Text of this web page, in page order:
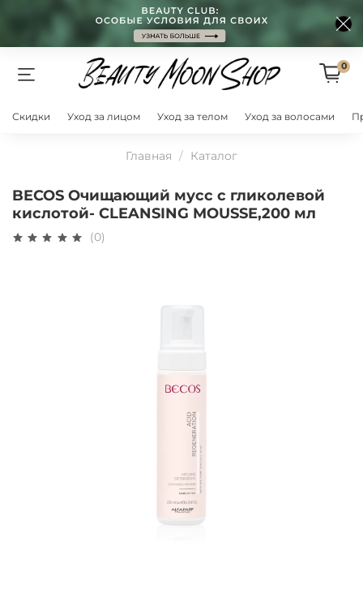
0
Скидки Уход за лицом Уход за телом Уход за волосами
Главная Каталог
BECOS Очищающий мусс с гликолевой
кислотой- CLEANSING MOUSSE,200 мл
(0)